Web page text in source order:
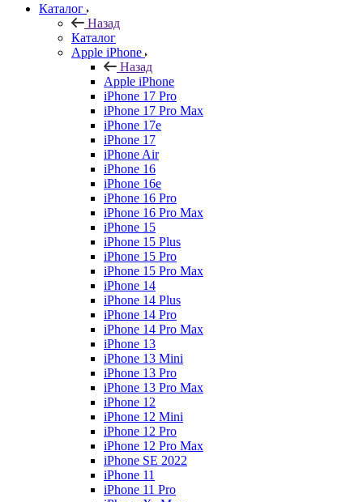
Каталог
Назад
Каталог
Apple iPhone
Назад
Apple iPhone
iPhone 17 Pro
iPhone 17 Pro Max
iPhone 17e
iPhone 17
iPhone Air
iPhone 16
iPhone 16e
iPhone 16 Pro
iPhone 16 Pro Max
iPhone 15
iPhone 15 Plus
iPhone 15 Pro
iPhone 15 Pro Max
iPhone 14
iPhone 14 Plus
iPhone 14 Pro
iPhone 14 Pro Max
iPhone 13
iPhone 13 Mini
iPhone 13 Pro
iPhone 13 Pro Max
iPhone 12
iPhone 12 Mini
iPhone 12 Pro
iPhone 12 Pro Max
iPhone SE 2022
iPhone 11
iPhone 11 Pro